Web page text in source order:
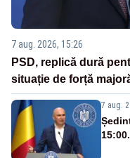
7 aug. 2026, 15:26
PSD, replică dură
situație de forță
7 aug.